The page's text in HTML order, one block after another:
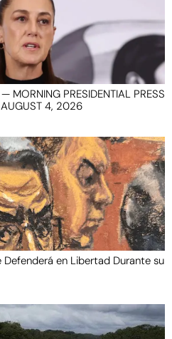
MORNING PRESIDENTIAL PRESS
AUGUST 4, 2026
Defenderá en Libertad Durante su